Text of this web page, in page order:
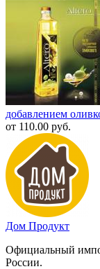
добавлением
от 110.00 руб.
Дом Продукт
Официальный
России.